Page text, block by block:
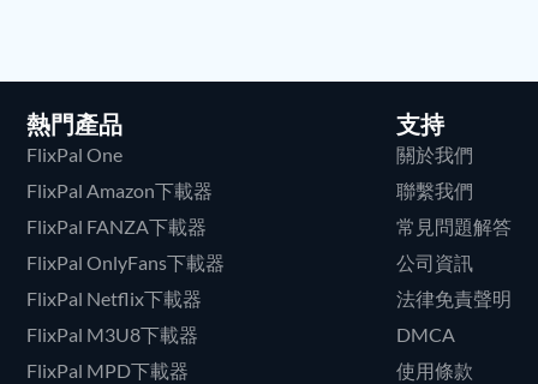
熱門產品
FlixPal One
FlixPal Amazon下載器
FlixPal FANZA下載器
FlixPal OnlyFans下載器
FlixPal Netflix下載器
FlixPal M3U8下載器
FlixPal MPD下載器
支持
關於我們
聯繫我們
常見問題解答
公司資訊
法律免責聲明
DMCA
使用條款